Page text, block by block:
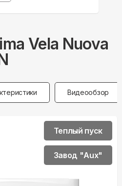
Vela Nuova
Видеообзор
Теплый пуск
Завод "Aux"